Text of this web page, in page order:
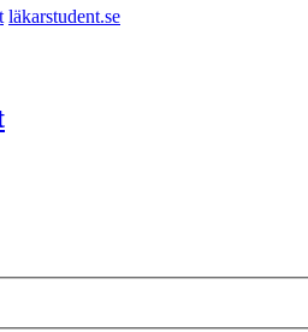
läkarstudent.se